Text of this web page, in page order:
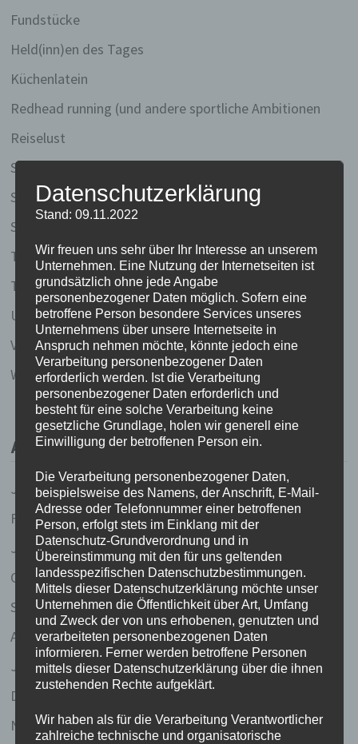
Fundstücke
Held(inn)en des Tages
Küchenlatein
Redhead running (und andere sportliche Ambitionen
Reiselust
Schreibstube
Silkes Sinnsuche
Stille Gedanken
Thailand 2003
Thailand 2020
Uncategorized
Vietnam 2005/2006
Weise Worte (und Gedichte und so)
ARCHIV
Juli 2023
Februar 2020
Januar 2020
Oktober 2017
September 2017
April 2011
Januar 2008
Dezember 2007
November 2007
Datenschutzerklärung
Stand: 09.11.2022
Wir freuen uns sehr über Ihr Interesse an unserem
Unternehmen. Eine Nutzung der Internetseiten ist
grundsätzlich ohne jede Angabe
personenbezogener Daten möglich. Sofern eine
betroffene Person besondere Services unseres
Unternehmens über unsere Internetseite in
Anspruch nehmen möchte, könnte jedoch eine
Verarbeitung personenbezogener Daten
erforderlich werden. Ist die Verarbeitung
personenbezogener Daten erforderlich und
besteht für eine solche Verarbeitung keine
gesetzliche Grundlage, holen wir generell eine
Einwilligung der betroffenen Person ein.
Die Verarbeitung personenbezogener Daten,
beispielsweise des Namens, der Anschrift, E-Mail-
Adresse oder Telefonnummer einer betroffenen
Person, erfolgt stets im Einklang mit der
Datenschutz-Grundverordnung und in
Übereinstimmung mit den für uns geltenden
landesspezifischen Datenschutzbestimmungen.
Mittels dieser Datenschutzerklärung möchte unser
Unternehmen die Öffentlichkeit über Art, Umfang
und Zweck der von uns erhobenen, genutzten und
verarbeiteten personenbezogenen Daten
informieren. Ferner werden betroffene Personen
mittels dieser Datenschutzerklärung über die ihnen
zustehenden Rechte aufgeklärt.
Wir haben als für die Verarbeitung Verantwortlicher
zahlreiche technische und organisatorische